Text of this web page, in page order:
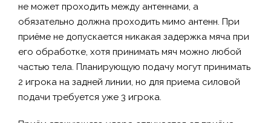
не может проходить между антеннами, а
обязательно должна проходить мимо антенн. При
приёме не допускается никакая задержка мяча при
его обработке, хотя принимать мяч можно любой
частью тела. Планирующую подачу могут принимать
2 игрока на задней линии, но для приема силовой
подачи требуется уже 3 игрока.